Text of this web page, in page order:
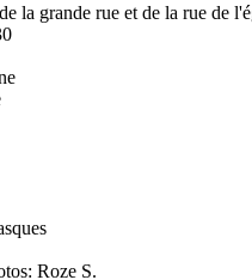
la grande rue et de la rue de
Roze S.